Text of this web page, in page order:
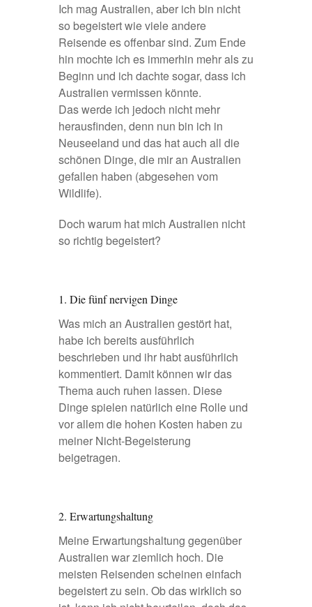
Ich mag Australien, aber ich bin nicht
so begeistert wie viele andere
Reisende es offenbar sind. Zum Ende
hin mochte ich es immerhin mehr als zu
Beginn und ich dachte sogar, dass ich
Australien vermissen könnte.
Das werde ich jedoch nicht mehr
herausfinden, denn nun bin ich in
Neuseeland und das hat auch all die
schönen Dinge, die mir an Australien
gefallen haben (abgesehen vom
Wildlife).
Doch warum hat mich Australien nicht
so richtig begeistert?
1. Die fünf nervigen Dinge
Was mich an Australien gestört hat,
habe ich bereits ausführlich
beschrieben und ihr habt ausführlich
kommentiert. Damit können wir das
Thema auch ruhen lassen. Diese
Dinge spielen natürlich eine Rolle und
vor allem die hohen Kosten haben zu
meiner Nicht-Begeisterung
beigetragen.
2. Erwartungshaltung
Meine Erwartungshaltung gegenüber
Australien war ziemlich hoch. Die
meisten Reisenden scheinen einfach
begeistert zu sein. Ob das wirklich so